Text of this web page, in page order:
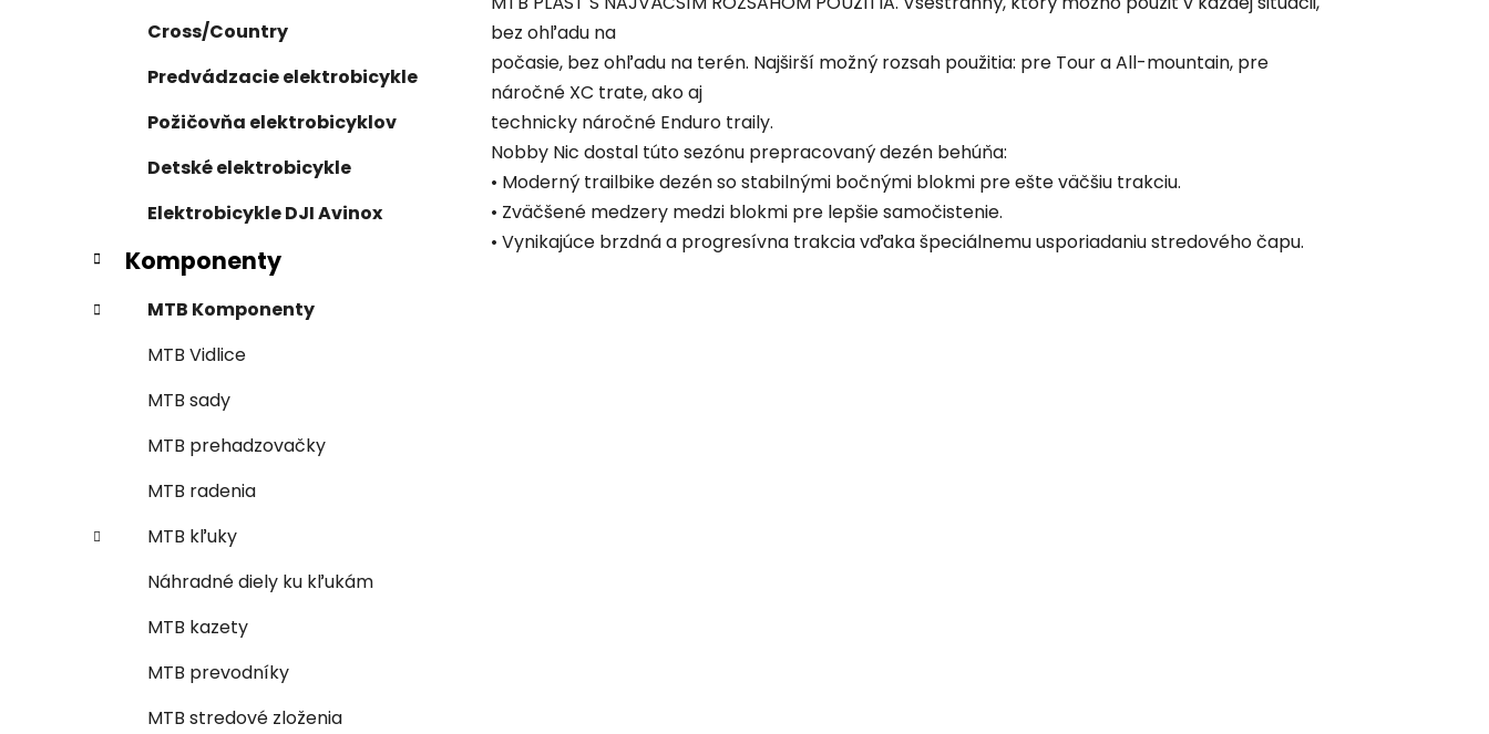
Cross/Country
Predvádzacie elektrobicykle
Požičovňa elektrobicyklov
Detské elektrobicykle
Elektrobicykle DJI Avinox
Komponenty
MTB Komponenty
MTB Vidlice
MTB sady
MTB prehadzovačky
MTB radenia
MTB kľuky
Náhradné diely ku kľukám
MTB kazety
MTB prevodníky
MTB stredové zloženia
bez ohľadu na
počasie, bez ohľadu na terén. Najširší možný rozsah použitia: pre Tour a All-mountain, pre
náročné XC trate, ako aj
technicky náročné Enduro traily.
Nobby Nic dostal túto sezónu prepracovaný dezén behúňa:
• Moderný trailbike dezén so stabilnými bočnými blokmi pre ešte väčšiu trakciu.
• Zväčšené medzery medzi blokmi pre lepšie samočistenie.
• Vynikajúce brzdná a progresívna trakcia vďaka špeciálnemu usporiadaniu stredového čapu.